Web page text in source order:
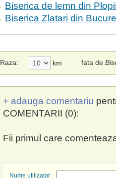
Biserica de lemn din
Biserica Zlatari din
Raza: km fata de
+ adauga comentariu
COMENTARII (0):
Fii primul care
Nume utilizator: